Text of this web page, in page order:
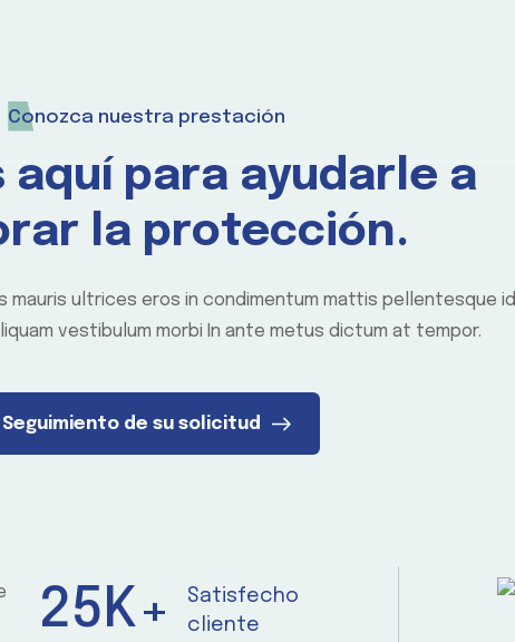
Conozca nuestra prestación
aquí para ayudarle a
la protección.
mauris ultrices eros in condimentum mattis pellentesque id
vestibulum morbi In ante metus dictum at tempor.
Seguimiento de su solicitud
25K+
Satisfecho
cliente